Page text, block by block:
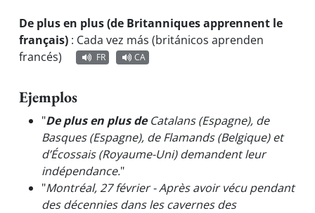
De plus en plus (de Britanniques apprennent le
français) : Cada vez más (británicos aprenden
francés)
FR CA
Ejemplos
"De plus en plus deCatalans (Espagne), de
Basques (Espagne), de Flamands (Belgique) et
d’Écossais (Royaume-Uni) demandent leur
indépendance."
"Montréal, 27 février - Après avoir vécu pendant
des décennies dans les cavernes des